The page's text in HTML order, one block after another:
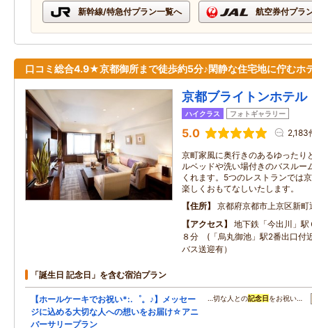
新幹線/特急付プラン一覧へ 航空券付プラ
口コミ総合4.9★京都御所まで徒歩約5分♪閑静な住宅地に佇むホ
京都ブライトンホテル
ハイクラス フォトギャラリー
5.0 2,183
京町家風に奥行きのあるゆったり
ルベッドや洗い場付きのバスルー
くれます。5つのレストランでは
楽しくおもてなしいたします。
住所
京都府京都市上京区新
アクセス
地下鉄「今出川」
８分 (「烏丸御池」駅2番出口付
バス送迎有）
「誕生日 記念日」を含む宿泊プラン
【ホールケーキでお祝い*:.゜。♪】メッセー
ジに込める大切な人への想いをお届け☆アニ
バーサリープラン
…切な人との記念日 をお祝い…